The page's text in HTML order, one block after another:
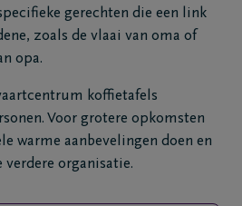
gerechten die een link
zoals de vlaai van oma of
opa.
koffietafels
Voor grotere opkomsten
warme aanbevelingen doen en
verdere organisatie.